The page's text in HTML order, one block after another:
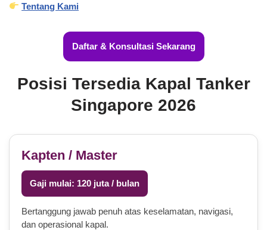
Tentang Kami
Daftar & Konsultasi Sekarang
Posisi Tersedia Kapal Tanker
Singapore 2026
Kapten / Master
Gaji mulai: 120 juta / bulan
Bertanggung jawab penuh atas keselamatan, navigasi,
dan operasional kapal.